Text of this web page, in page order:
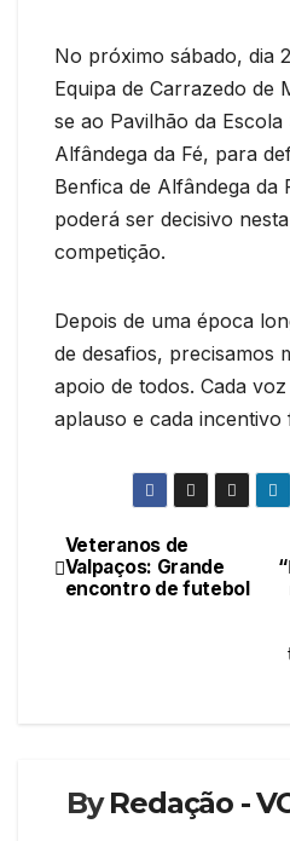
No próximo sábado, dia
Equipa de Carrazedo de
se ao Pavilhão da Escola
Alfândega da Fé, para
Benfica de Alfândega da
poderá ser decisivo
competição.
Depois de uma época
de desafios, precisamos
apoio de todos. Cada
aplauso e cada incentivo
Navegação
de
Veteranos de
Valpaços: Grande
encontro de futebol
ByRedação -